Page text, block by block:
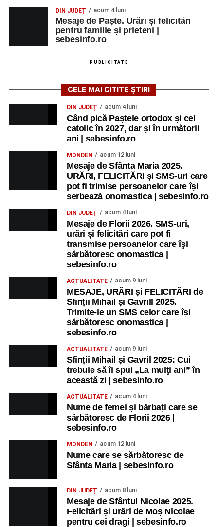
DIN JUDEȚ acum 4 luni
Mesaje de Paște. Urări și felicitări
pentru familie și prieteni |
sebesinfo.ro
PUBLICITATE
CELE MAI CITITE ȘTIRI
DIN JUDEȚ acum 4 luni
Când pică Paștele ortodox și cel
catolic în 2027, dar și în următorii
ani | sebesinfo.ro
MONDEN acum 12 luni
Mesaje de Sfânta Maria 2025.
URĂRI, FELICITĂRI și SMS-uri care
pot fi trimise persoanelor care își
serbează onomastica | sebesinfo.ro
DIN JUDEȚ acum 4 luni
Mesaje de Florii 2026. SMS-uri,
urări și felicitări care pot fi
transmise persoanelor care îşi
sărbătoresc onomastica |
sebesinfo.ro
ACTUALITATE acum 9 luni
MESAJE, URĂRI și FELICITĂRI de
Sfinții Mihail și Gavrill 2025.
Trimite-le un SMS celor care își
sărbătoresc onomastica |
sebesinfo.ro
ACTUALITATE acum 9 luni
Sfinții Mihail și Gavril 2025: Cui
trebuie să îi spui „La mulţi ani” în
această zi | sebesinfo.ro
ACTUALITATE acum 4 luni
Nume de femei și bărbați care se
sărbătoresc de Florii 2026 |
sebesinfo.ro
MONDEN acum 12 luni
Nume care se sărbătoresc de
Sfânta Maria | sebesinfo.ro
DIN JUDEȚ acum 8 luni
Mesaje de Sfântul Nicolae 2025.
Felicitări și urări de Moș Nicolae
pentru cei dragi | sebesinfo.ro